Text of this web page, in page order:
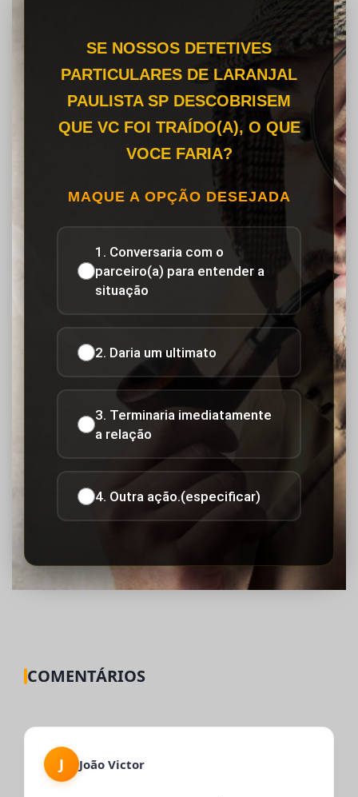
SE NOSSOS DETETIVES
PARTICULARES DE LARANJAL
PAULISTA SP DESCOBRISEM
QUE VC FOI TRAÍDO(A), O QUE
VOCE FARIA?
MAQUE A OPÇÃO DESEJADA
1. Conversaria com o
parceiro(a) para entender a
situação
2. Daria um ultimato
3. Terminaria imediatamente
a relação
4. Outra ação.(especificar)
COMENTÁRIOS
J João Victor